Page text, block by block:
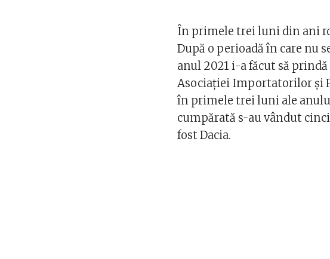
În primele trei luni din ani
După o perioadă în care nu
anul 2021 i-a făcut să
Asociației Importatorilor și
în primele trei luni ale
cumpărată s-au vândut
fost Dacia.